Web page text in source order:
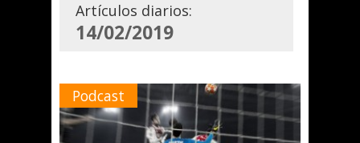
Artículos diarios:
14/02/2019
Podcast